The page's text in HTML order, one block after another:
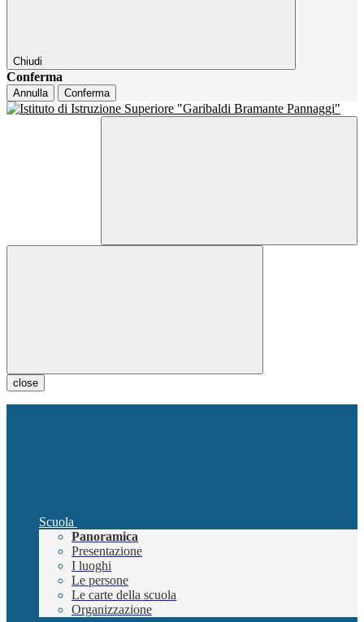
Chiudi
Conferma
Annulla Conferma
close
Scuola
Panoramica
Presentazione
I luoghi
Le persone
Le carte della scuola
Organizzazione